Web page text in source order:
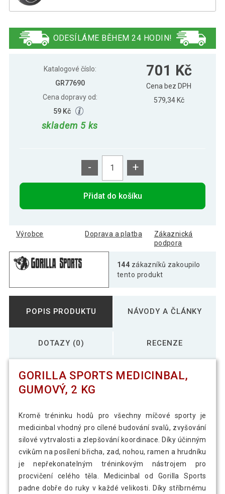
Gorilla Sports Medicinbal gumový, 4 kg 772 Kč
Gorilla Sports Medicinbal gumový, 6 kg 1 069 Kč
Gorilla Sports Medicinbal set Black
2 438 Kč
ODESÍLÁME BĚHEM 24 HODIN!
Katalogové číslo:
GR77690
Cena dopravy od:
59 Kč
skladem 5 ks
701 Kč
Cena bez DPH
579,34 Kč
- +
Přidat do košíku
Výrobce Doprava a platba
Zákaznická
podpora
144 zákazníků zakoupilo
tento produkt
POPIS PRODUKTU NÁVODY A ČLÁNKY
DOTAZY (0) RECENZE
GORILLA SPORTS MEDICINBAL,
GUMOVÝ, 2 KG
Kromě tréninku hodů pro všechny míčové sporty je
medicinbal vhodný pro cílené budování svalů, zvyšování
silové vytrvalosti a zlepšování koordinace. Díky účinným
cvikům na posílení břicha, zad, nohou, ramen a hrudníku
je nepřekonatelným tréninkovým nástrojem pro
procvičení celého těla. Medicinbal od Gorilla Sports
padne dobře do ruky v každé velikosti. Díky stříbrnému